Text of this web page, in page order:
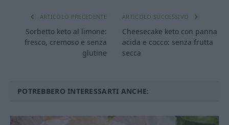
ARTICOLO PRECEDENTE
Sorbetto keto al limone:
fresco, cremoso e senza
glutine
ARTICOLO SUCCESSIVO
Cheesecake keto con panna
acida e cocco: senza frutta
secca
POTREBBERO INTERESSARTI ANCHE: